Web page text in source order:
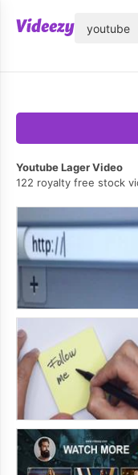
Youtube Lager Video
122 royalty free stock